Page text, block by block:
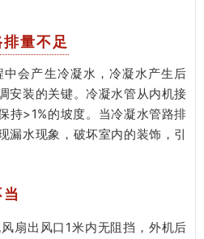
量不足
会产生冷凝水，冷凝水产生后
安装的关键。冷凝水管从内机接
持>1%的坡度。当冷凝水管路排
漏水现象，破坏室内的装饰，引
扇出风口1米内无阻挡，外机后